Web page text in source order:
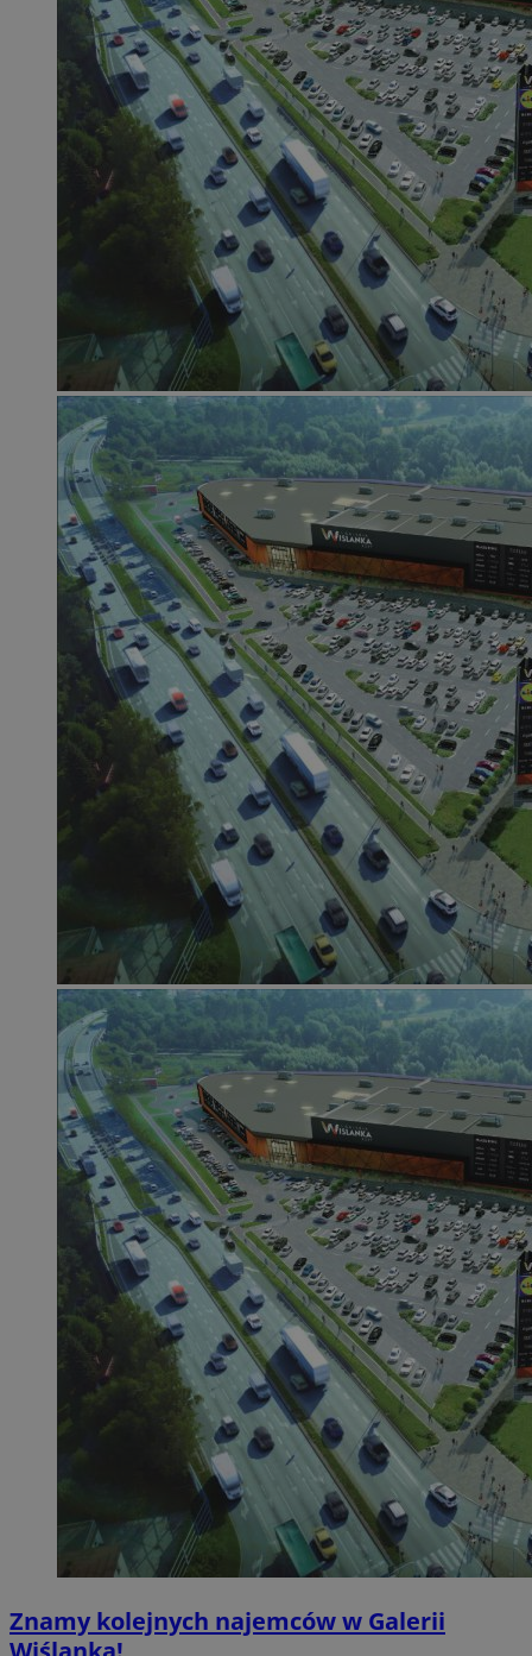
Znamy kolejnych najemców w Galerii